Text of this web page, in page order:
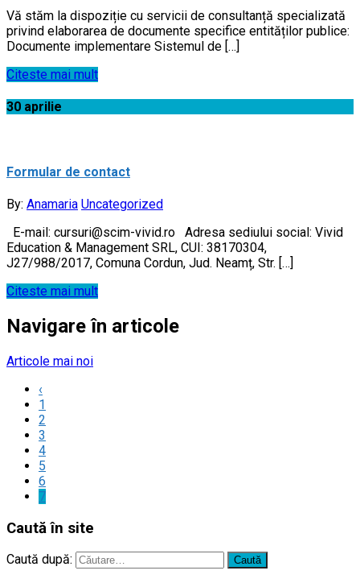
Vă stăm la dispoziție cu servicii de consultanță specializată
privind elaborarea de documente specifice entităților publice:
Documente implementare Sistemul de […]
Citeste mai mult
30 aprilie
Formular de contact
By: Anamaria Uncategorized
E-mail: cursuri@scim-vivid.ro Adresa sediului social: Vivid
Education & Management SRL, CUI: 38170304,
J27/988/2017, Comuna Cordun, Jud. Neamț, Str. […]
Citeste mai mult
Navigare în articole
Articole mai noi
‹
1
2
3
4
5
6
7
Caută în site
Caută după: